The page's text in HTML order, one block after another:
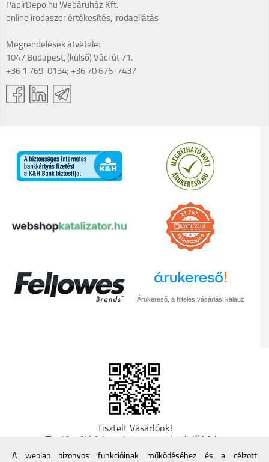
PapírDepo.hu Webáruház Kft.
online irodaszer értékesítés, irodaellátás
Megrendelések átvétele:
1047 Budapest, (külső) Váci út 71.
+36 1 769-0134; +36 70 676-7437
Árukereső, a hiteles vásárlási kalauz
Tisztelt Vásárlónk!
Fizetésnél kérje az ingyenes adattörlő kódot
adatainak biztonsága érdekében! A Kormány
A weblap bizonyos funkcióinak működéséhez és a célzott